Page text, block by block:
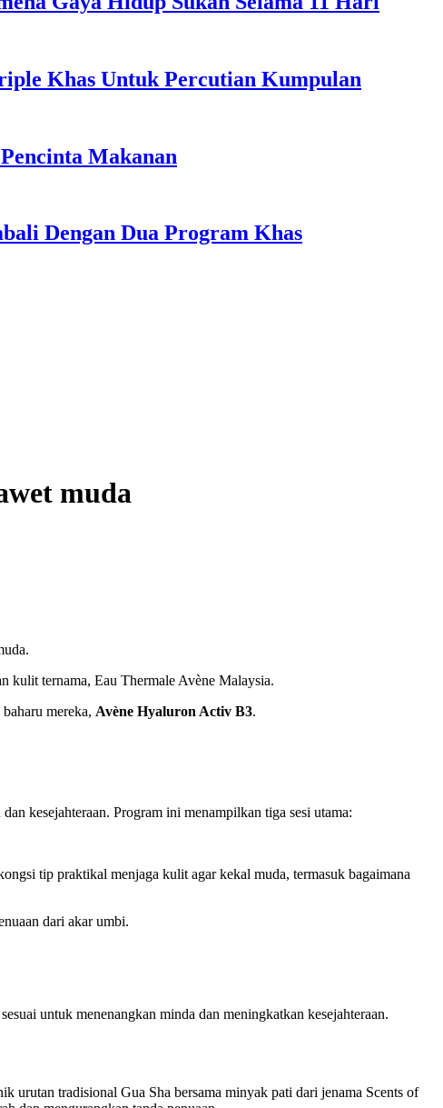
Khas Untuk Percutian Kumpulan
Makanan
Dengan Dua Program Khas
muda
kulit ternama, Eau Thermale Avène Malaysia.
mereka, Avène Hyaluron Activ B3.
kesejahteraan. Program ini menampilkan tiga sesi utama:
tip praktikal menjaga kulit agar kekal muda, termasuk bagaimana
dari akar umbi.
untuk menenangkan minda dan meningkatkan kesejahteraan.
tradisional Gua Sha bersama minyak pati dari jenama Scents of